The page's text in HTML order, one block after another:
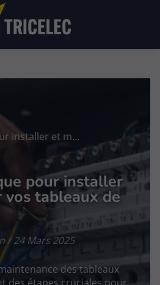
Guide pratique pour installer et maintenir vos tableaux de distribution
pour installer
tableaux de
/ 24 Mars 2025
des tableaux
des étapes cruciales pour